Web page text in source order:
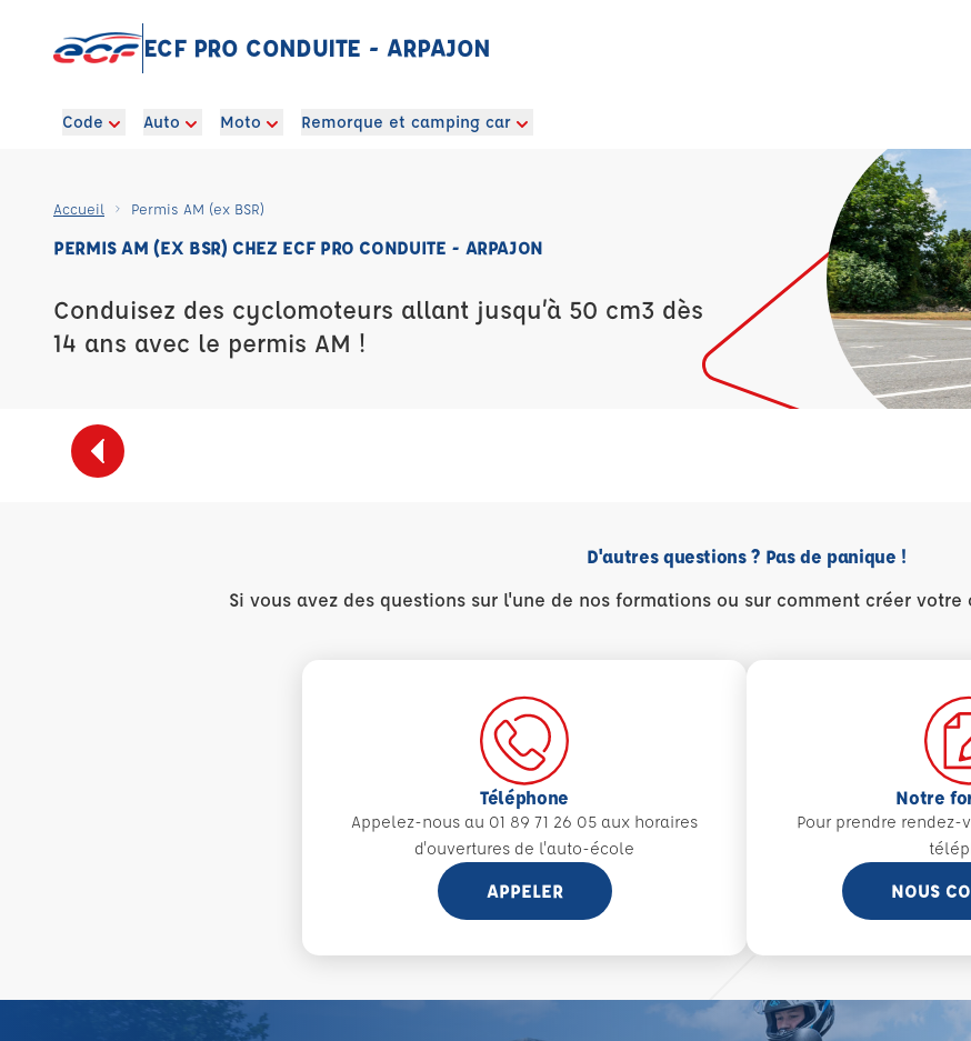
ECF PRO CONDUITE - ARPAJON
Code Auto Moto Remorque et camping car
Accueil Permis AM (ex BSR)
PERMIS AM (EX BSR) CHEZ ECF PRO CONDUITE - ARPAJON
Conduisez des cyclomoteurs allant jusqu’à 50 cm3 dès
14 ans avec le permis AM !
D'autres questions ? Pas de panique !
Si vous avez des questions sur l'une de nos formations ou sur comment créer votre
Téléphone
Appelez-nous au 01 89 71 26 05 aux horaires
d'ouvertures de l'auto-école
APPELER
Notre
Pour prendre rendez-
NOUS